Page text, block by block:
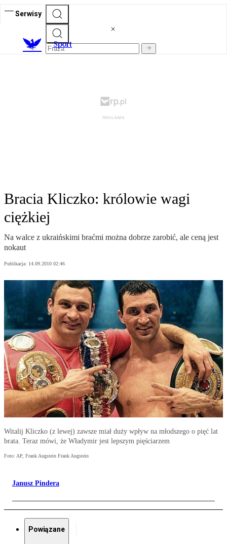
Serwisy
Sport
Bracia Kliczko: królowie wagi
ciężkiej
Na walce z ukraińskimi braćmi można dobrze zarobić, ale ceną jest
nokaut
Publikacja: 14.09.2010 02:46
Witalij Kliczko (z lewej) zawsze miał duży wpływ na młodszego o pięć lat
brata. Teraz mówi, że Władymir jest lepszym pięściarzem
Foto: AP, Frank Augstein Frank Augstein
Janusz Pindera
Powiązane